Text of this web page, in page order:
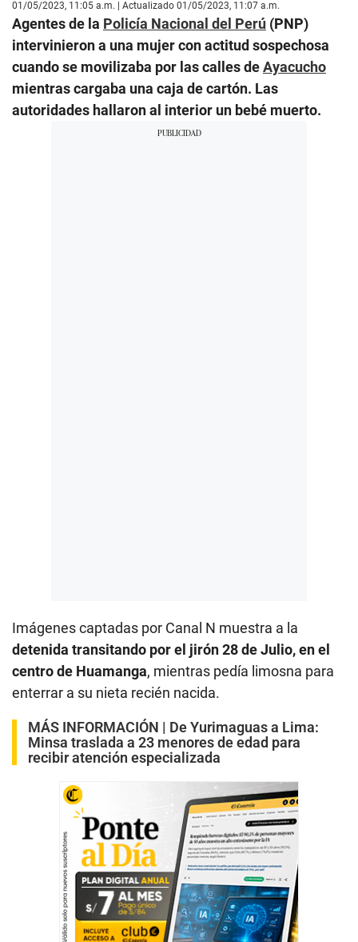
01/05/2023, 11:05 a.m. | Actualizado 01/05/2023, 11:07 a.m.
Agentes de la Policía Nacional del Perú (PNP)
intervinieron a una mujer con actitud sospechosa
cuando se movilizaba por las calles deAyacucho
mientras cargaba una caja de cartón. Las
autoridades hallaron al interior un bebé muerto.
Imágenes captadas por Canal N muestra a la
detenida transitando por el jirón 28 de Julio, en el
centro de Huamanga, mientras pedía limosna para
enterrar a su nieta recién nacida.
MÁS INFORMACIÓN | De Yurimaguas a Lima:
Minsa traslada a 23 menores de edad para
recibir atención especializada